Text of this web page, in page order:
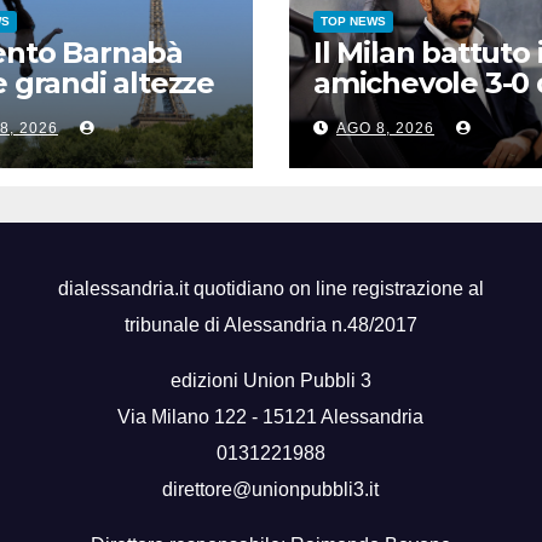
Barnabà
grandi altezze
bis
dopo
2026
TOP NEWS
Il Milan battuto
amichevole 3-0
Chelsea
AGO 8, 2026
dialessandria.it quotidiano on line registrazione al
tribunale di Alessandria n.48/2017
edizioni Union Pubbli 3
Via Milano 122 - 15121 Alessandria
0131221988
direttore@unionpubbli3.it